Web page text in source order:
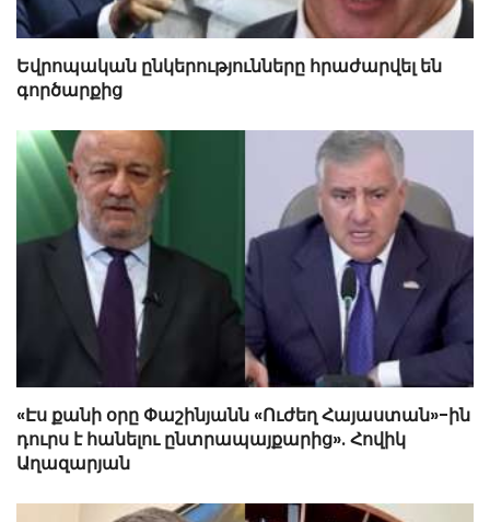
Եվրոպական ընկերությունները հրաժարվել են
գործարքից
«Էս քանի օրը Փաշինյանն «Ուժեղ Հայաստան»-ին
դուրս է հանելու ընտրապայքարից». Հովիկ
Աղազարյան